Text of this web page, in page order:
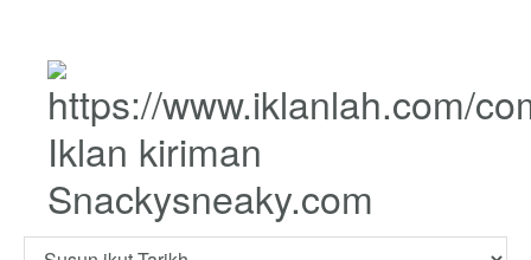
Iklan kiriman
Snackysneaky.com